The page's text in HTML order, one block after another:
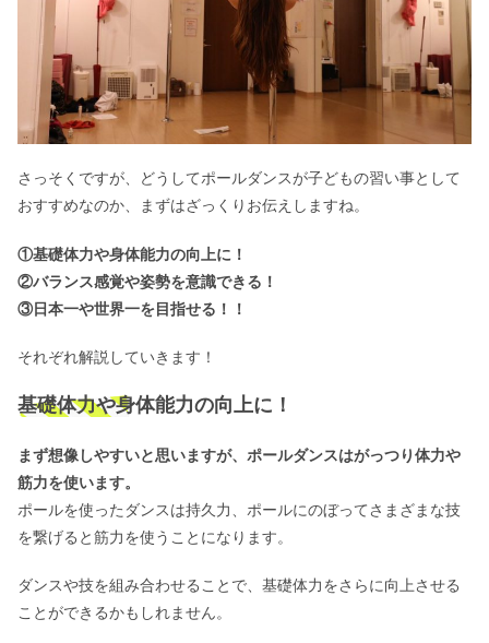
さっそくですが、どうしてポールダンスが子どもの習い事として
おすすめなのか、まずはざっくりお伝えしますね。
①基礎体力や身体能力の向上に！
②バランス感覚や姿勢を意識できる！
③日本一や世界一を目指せる！！
それぞれ解説していきます！
基礎体力や身体能力の向上に！
まず想像しやすいと思いますが、ポールダンスはがっつり体力や
筋力を使います。
ポールを使ったダンスは持久力、ポールにのぼってさまざまな技
を繋げると筋力を使うことになります。
ダンスや技を組み合わせることで、基礎体力をさらに向上させる
ことができるかもしれません。